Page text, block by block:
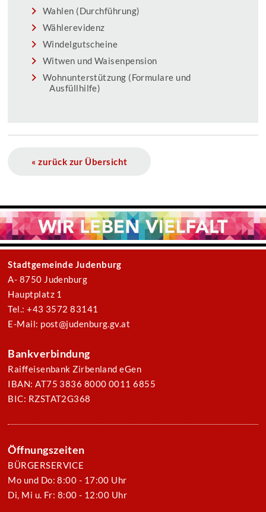
Wahlen (Durchführung)
Wählerevidenz
Windelgutscheine
Witwen und Waisenpension
Wohnunterstützung (Formulare und
Ausfüllhilfe)
« zurück zur Übersicht
Stadtgemeinde Judenburg
A- 8750 Judenburg
Hauptplatz 1
Tel.: +43 3572 83141
E-Mail: post@judenburg.gv.at
Bankverbindung
Raiffeisenbank Zirbenland eGen
IBAN: AT75 3836 8000 0011 6855
BIC: RZSTAT2G368
Öffnungszeiten
BÜRGERSERVICE
Mo und Do: 8:00 - 17:00 Uhr
Di, Mi u. Fr: 8:00 - 12:00 Uhr